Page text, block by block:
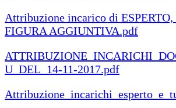
Attribuzione incarico di ESPERTO,
FIGURA AGGIUNTIVA.pdf
U_DEL_14-11-2017.pdf